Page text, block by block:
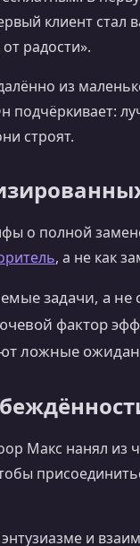
клиент стал
радости».
из
подчёркивает:
строят.
о полной
, а не как
задачи, а
фактор
ложные
Макс нанял из
и